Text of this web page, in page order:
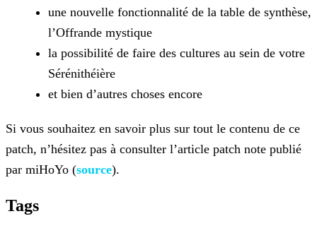
une nouvelle fonctionnalité de la table de synthèse,
l’Offrande mystique
la possibilité de faire des cultures au sein de votre
Sérénithéière
et bien d’autres choses encore
Si vous souhaitez en savoir plus sur tout le contenu de ce
patch, n’hésitez pas à consulter l’article patch note publié
par miHoYo (source).
Tags